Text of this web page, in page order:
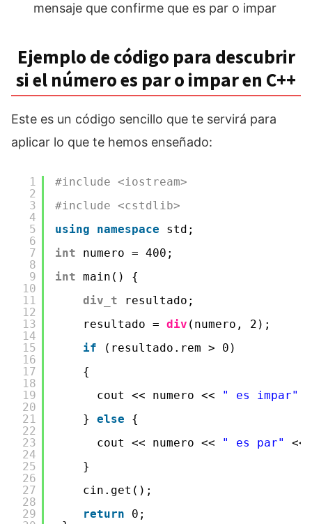
mensaje que confirme que es par o impar
Ejemplo de código para descubrir
si el número es par o impar en C++
Este es un código sencillo que te servirá para
aplicar lo que te hemos enseñado:
1
2
3
4
5
6
7
8
9
10
11
12
13
14
15
16
17
18
19
20
21
22
23
24
25
26
27
28
29
#include <iostream>
#include <cstdlib>
using
namespace
std;
int
numero = 400;
int main() {
div_t
resultado;
resultado = div (numero, 2);
if
(resultado.rem > 0)
{
cout << numero <<
" es impar"
} else
{
cout << numero <<
" es par"
}
cin.get();
return
0;